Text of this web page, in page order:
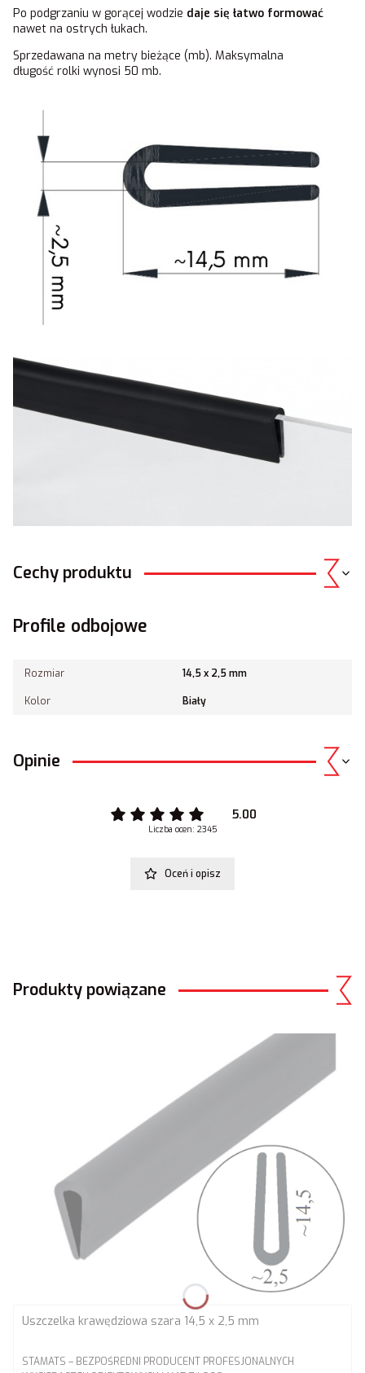
Po podgrzaniu w gorącej wodzie daje się łatwo formować
nawet na ostrych łukach.
Sprzedawana na metry bieżące (mb). Maksymalna
długość rolki wynosi 50 mb.
Cechy produktu
Profile odbojowe
Rozmiar 14,5 x 2,5 mm
Kolor Biały
Opinie
5.00
Liczba ocen: 2345
Oceń i opisz
Produkty powiązane
Uszczelka krawędziowa szara 14,5 x 2,5 mm
PRODUCENT
STAMATS – BEZPOŚREDNI PRODUCENT PROFESJONALNYCH